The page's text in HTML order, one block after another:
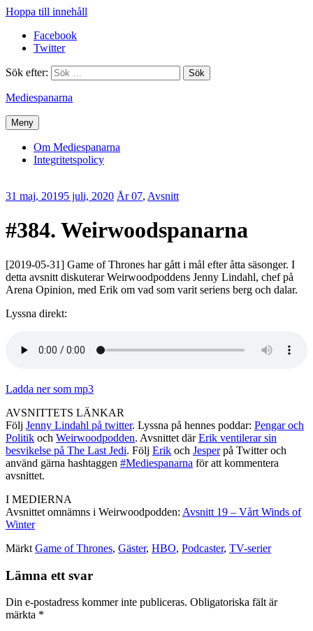
Hoppa till innehåll
Facebook
Twitter
Sök efter:
Mediespanarna
Meny
Om Mediespanarna
Integritetspolicy
31 maj, 20195 juli, 2020 Erik
År 07, Avsnitt
#384. Weirwoodspanarna
[2019-05-31] Game of Thrones har gått i mål efter åtta säsonger. I
detta avsnitt diskuterar Weirwoodpoddens Jenny Lindahl, chef på
Arena Opinion, med Erik om vad som varit seriens berg och dalar.
Lyssna direkt:
Ladda ner som mp3
AVSNITTETS LÄNKAR
Följ Jenny Lindahl på twitter. Lyssna på hennes poddar: Pengar och
Politik och Weirwoodpodden. Avsnittet därErik ventilerar sin
besvikelse på The Last Jedi. Följ Erik och Jesperpå Twitter och
använd gärna hashtaggen #Mediespanarna för att kommentera
avsnittet.
I MEDIERNA
Avsnittet omnämns i Weirwoodpodden: Avsnitt 19 – Vårt Winds of
Winter
Märkt Game of Thrones, Gäster, HBO, Podcaster, TV-serier
Lämna ett svar
Din e-postadress kommer inte publiceras. Obligatoriska fält är
märkta *